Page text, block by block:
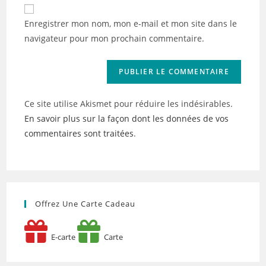
comment
votre
(facultatif)
Enregistrer mon nom, mon e-mail et mon site dans le
navigateur pour mon prochain commentaire.
Ce site utilise Akismet pour réduire les indésirables.
En savoir plus sur la façon dont les données de vos
commentaires sont traitées.
Offrez Une Carte Cadeau
E-carte Carte